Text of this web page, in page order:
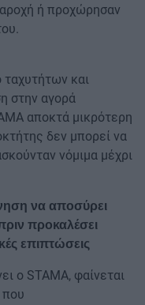
ή προχώρησαν
ταχυτήτων και
στην αγορά
αποκτά μικρότερη
δεν μπορεί να
νόμιμα μέχρι
να αποσύρει
προκαλέσει
επιπτώσεις
ο STAMA, φαίνεται
που